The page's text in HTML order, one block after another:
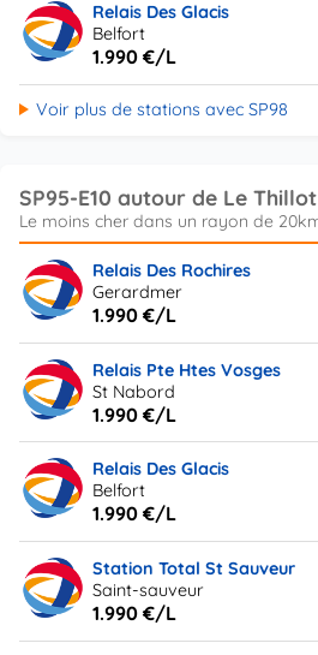
Relais Des Glacis
Belfort
1.990 €/L
Voir plus de stations avec SP98
SP95-E10 autour de Le Thillot
Relais Des Rochires
Gerardmer
1.990 €/L
Relais Pte Htes Vosges
St Nabord
1.990 €/L
Relais Des Glacis
Belfort
1.990 €/L
Station Total St Sauveur
Saint-sauveur
1.990 €/L